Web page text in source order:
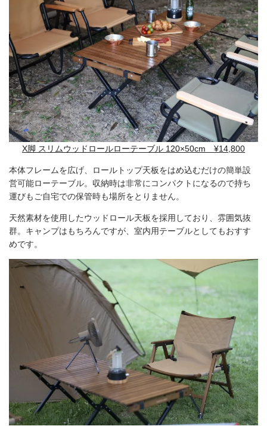
X脚 スリムウッドロールローテーブル 120×50cm ¥14,800
本体フレームを広げ、ロールトップ天板をはめ込むだけの簡単設
営可能ローテーブル。収納時は非常にコンパクトになるので持ち
運びもご自宅での保管時も場所をとりません。
天然素材を使用したウッドロール天板を採用しており、雰囲気抜
群。キャンプはもちろんですが、室内用テーブルとしてもおすす
めです。